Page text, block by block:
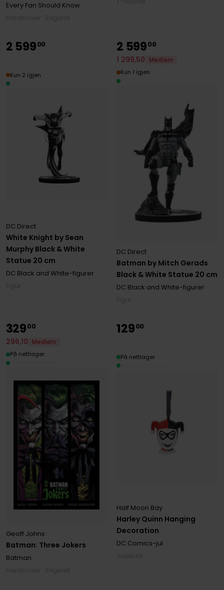
Every Fan Should Know
White Knight by Sean
Murphy Black & White
Statue 20 cm
DC Direct
DC Black and White-figurer
2 59900
Kun 2 igjen
Batman by Mitch Gerads
Black & White Statue 20 cm
DC Direct
DC Black and White-figurer
2 59900
1 299,50
Medlem
Kun 1 igjen
Batman: Three Jokers
Geoff Johns
Batman
32900
296,10
Medlem
På nettlager
Harley Quinn Hanging
Decoration
Half Moon Bay
DC Comics-jul
12900
På nettlager